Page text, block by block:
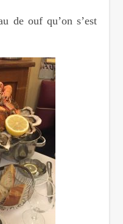
de ouf qu’on s’est